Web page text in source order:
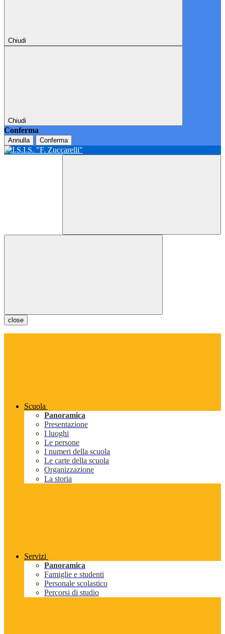
Chiudi
Chiudi
Conferma
Annulla Conferma
close
Scuola
Panoramica
Presentazione
I luoghi
Le persone
I numeri della scuola
Le carte della scuola
Organizzazione
La storia
Servizi
Panoramica
Famiglie e studenti
Personale scolastico
Percorsi di studio